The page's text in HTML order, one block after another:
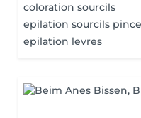
coloration sourcils
epilation sourcils pince
epilation levres